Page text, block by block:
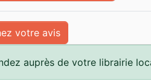
votre avis
auprès de votre librairie